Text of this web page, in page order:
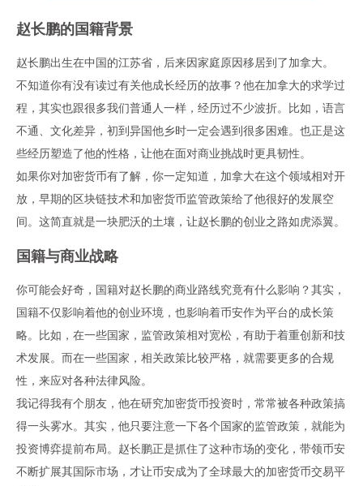
赵长鹏的国籍背景
赵长鹏出生在中国的江苏省，后来因家庭原因移居到了加拿大。
不知道你有没有读过有关他成长经历的故事？他在加拿大的求学过
程，其实也跟很多我们普通人一样，经历过不少波折。比如，语言
不通、文化差异，初到异国他乡时一定会遇到很多困难。也正是这
些经历塑造了他的性格，让他在面对商业挑战时更具韧性。
如果你对加密货币有了解，你一定知道，加拿大在这个领域相对开
放，早期的区块链技术和加密货币监管政策给了他很好的发展空
间。这简直就是一块肥沃的土壤，让赵长鹏的创业之路如虎添翼。
国籍与商业战略
你可能会好奇， 国籍对赵长鹏的商业路线究竟有什么影响？其实，
国籍不仅影响着他的创业环境，也影响着币安作为平台的成长策
略。比如，在一些国家，监管政策相对宽松，有助于着重创新和技
术发展。而在一些国家，相关政策比较严格，就需要更多的合规
性，来应对各种法律风险。
我记得我有个朋友，他在研究加密货币投资时，常常被各种政策搞
得一头雾水。其实，他只要注意一下各个国家的监管政策，就能为
投资博弈提前布局。赵长鹏正是抓住了这种市场的变化，带领币安
不断扩展其国际市场，才让币安成为了全球最大的加密货币交易平